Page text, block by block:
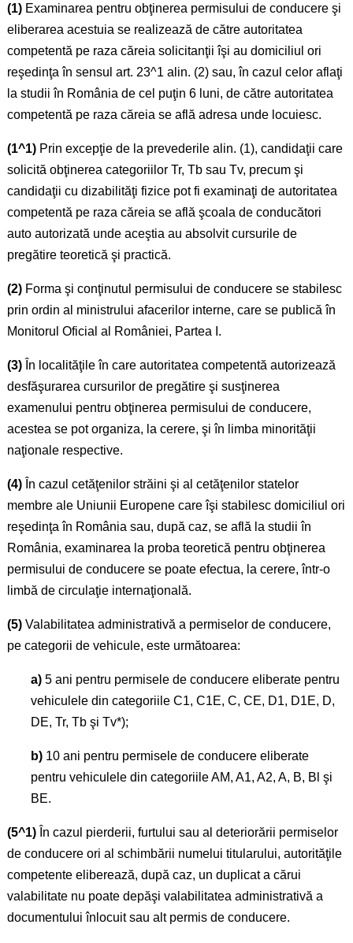
(1)Examinarea pentru obţinerea permisului de conducere şi
eliberarea acestuia se realizează de către autoritatea
competentă pe raza căreia solicitanţii îşi au domiciliul ori
reşedinţa în sensul art. 23^1 alin. (2) sau, în cazul celor aflaţi
la studii în România de cel puţin 6 luni, de către autoritatea
competentă pe raza căreia se află adresa unde locuiesc.
(1^1)Prin excepţie de la prevederile alin. (1), candidaţii care
solicită obţinerea categoriilor Tr, Tb sau Tv, precum şi
candidaţii cu dizabilităţi fizice pot fi examinaţi de autoritatea
competentă pe raza căreia se află şcoala de conducători
auto autorizată unde aceştia au absolvit cursurile de
pregătire teoretică şi practică.
(2)Forma şi conţinutul permisului de conducere se stabilesc
prin ordin al ministrului afacerilor interne, care se publică în
Monitorul Oficial al României, Partea I.
(3)În localităţile în care autoritatea competentă autorizează
desfăşurarea cursurilor de pregătire şi susţinerea
examenului pentru obţinerea permisului de conducere,
acestea se pot organiza, la cerere, şi în limba minorităţii
naţionale respective.
(4)În cazul cetăţenilor străini şi al cetăţenilor statelor
membre ale Uniunii Europene care îşi stabilesc domiciliul ori
reşedinţa în România sau, după caz, se află la studii în
România, examinarea la proba teoretică pentru obţinerea
permisului de conducere se poate efectua, la cerere, într-o
limbă de circulaţie internaţională.
(5)Valabilitatea administrativă a permiselor de conducere,
pe categorii de vehicule, este următoarea:
a)5 ani pentru permisele de conducere eliberate pentru
vehiculele din categoriile C1, C1E, C, CE, D1, D1E, D,
DE, Tr, Tb şi Tv*);
b)10 ani pentru permisele de conducere eliberate
pentru vehiculele din categoriile AM, A1, A2, A, B, Bl şi
BE.
(5^1)În cazul pierderii, furtului sau al deteriorării permiselor
de conducere ori al schimbării numelui titularului, autorităţile
competente eliberează, după caz, un duplicat a cărui
valabilitate nu poate depăşi valabilitatea administrativă a
documentului înlocuit sau alt permis de conducere.